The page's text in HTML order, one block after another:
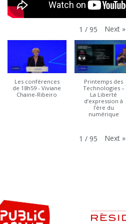
1 / 95 Next »
Les conférences
de 18h59 - Viviane
Chaine-Ribeiro
Printemps des
Technologies –
La Liberté
d’expression à
l’ère du
numérique
1 / 95 Next »